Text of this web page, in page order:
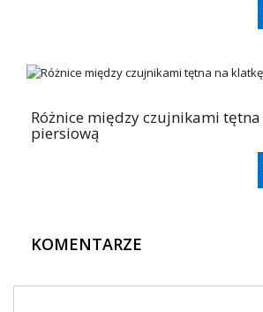
Różnice między czujnikami
piersiową
KOMENTARZE